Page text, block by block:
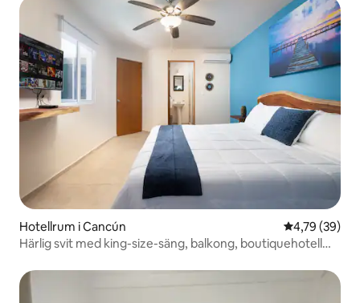
Hotellrum i Cancún 4,79 av 5 i
4,79 (39)
Härlig svit med king-size-säng, balkong, boutiquehotell